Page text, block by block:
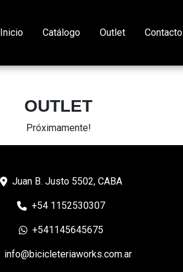
Inicio Catálogo Outlet Contacto
OUTLET
Próximamente!
Juan B. Justo 5502, CABA
+54 1152530307
+541145645675
info@bicicleteriaworks.com.ar